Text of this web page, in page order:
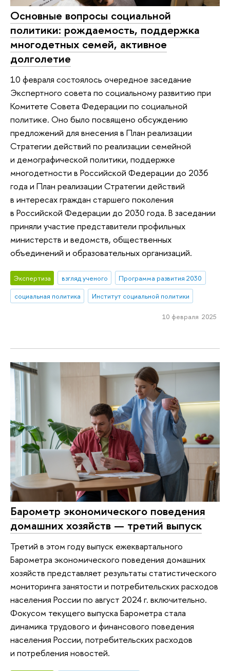
Основные вопросы социальной
политики: рождаемость, поддержка
многодетных семей, активное
долголетие
10 февраля состоялось очередное заседание
Экспертного совета по социальному развитию при
Комитете Совета Федерации по социальной
политике. Оно было посвящено обсуждению
предложений для внесения в План реализации
Стратегии действий по реализации семейной
и демографической политики, поддержке
многодетности в Российской Федерации до 2036
года и План реализации Стратегии действий
в интересах граждан старшего поколения
в Российской Федерации до 2030 года. В заседании
приняли участие представители профильных
министерств и ведомств, общественных
объединений и образовательных организаций.
Экспертиза взгляд ученого
Программа развития 2030
социальная политика
Институт социальной политики
10 февраля 2025
Барометр экономического поведения
домашних хозяйств — третий выпуск
Третий в этом году выпуск ежеквартального
Барометра экономического поведения домашних
хозяйств представляет результаты статистического
мониторинга занятости и потребительских расходов
населения России по август 2024 г. включительно.
Фокусом текущего выпуска Барометра стала
динамика трудового и финансового поведения
населения России, потребительских расходов
и потребления новостей.